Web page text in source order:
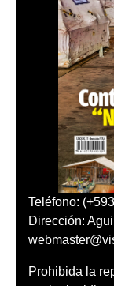
Teléfono:
Dirección:
Prohibida la